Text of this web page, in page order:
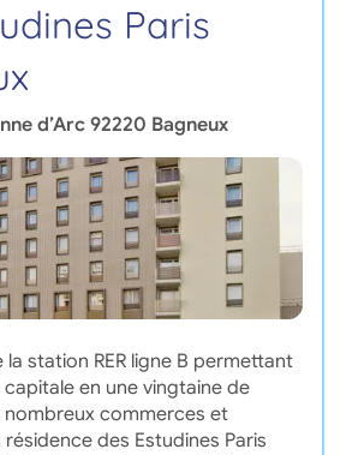
Paris
d’Arc 92220 Bagneux
station RER ligne B permettant
en une vingtaine de
nombreux commerces et
des Estudines Paris